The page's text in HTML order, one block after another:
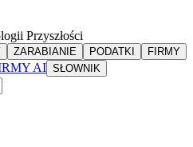
Przyszłości
ZARABIANIE PODATKI
FIRMY
AI SŁOWNIK